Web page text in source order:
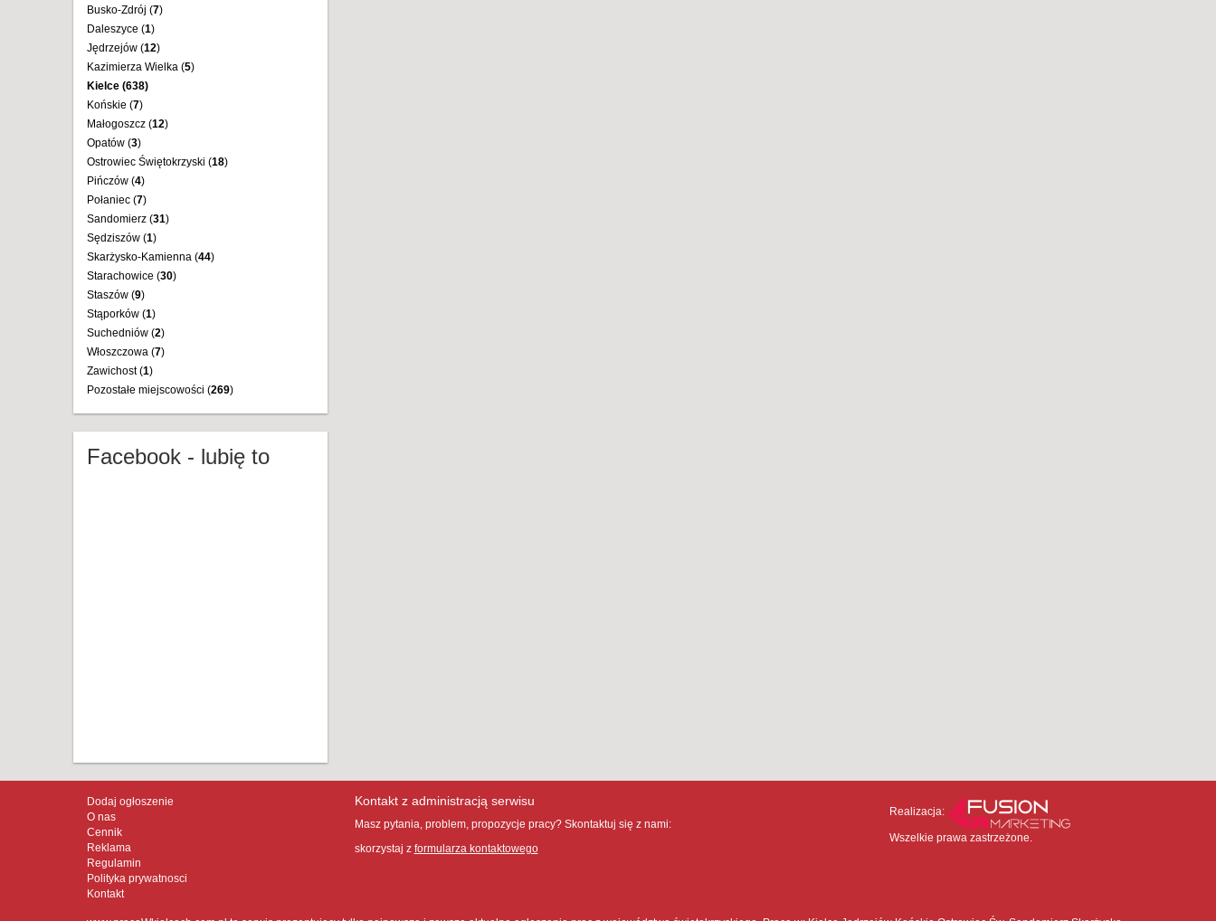
Busko-Zdrój (7)
Daleszyce (1)
Jędrzejów (12)
Kazimierza Wielka (5)
Kielce (638)
Końskie (7)
Małogoszcz (12)
Opatów (3)
Ostrowiec Świętokrzyski (18)
Pińczów (4)
Połaniec (7)
Sandomierz (31)
Sędziszów (1)
Skarżysko-Kamienna (44)
Starachowice (30)
Staszów (9)
Stąporków (1)
Suchedniów (2)
Włoszczowa (7)
Zawichost (1)
Pozostałe miejscowości (269)
Facebook - lubię to
Dodaj ogłoszenie
O nas
Cennik
Reklama
Regulamin
Polityka prywatnosci
Kontakt
Kontakt z administracją serwisu
Masz pytania, problem, propozycje pracy? Skontaktuj się z nami:
skorzystaj z formularza kontaktowego
Realizacja:
Wszelkie prawa zastrzeżone.